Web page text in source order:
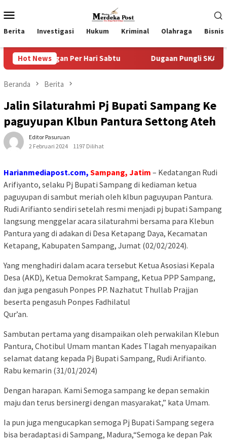
ke
kontenMobile
Berita Investigasi Hukum Kriminal Olahraga Bisnis
Hot News
Per Hari Sabtu Dugaan Pungli SKAB di BPRD
Beranda Berita
Jalin Silaturahmi Pj Bupati Sampang Ke
paguyupan Klbun Pantura Settong Ateh
Editor Pasuruan
2 Februari 2024
1197 Dilihat
Harianmediapost.com, Sampang, Jatim – Kedatangan Rudi
Arifiyanto, selaku Pj Bupati Sampang di kediaman ketua
paguyupan di sambut meriah oleh klbun paguyupan Pantura.
Rudi Arifianto sendiri setelah resmi menjadi pj bupati Sampang
langsung menggelar acara silaturahmi bersama para Klebun
Pantura yang di adakan di Desa Ketapang Daya, Kecamatan
Ketapang, Kabupaten Sampang, Jumat (02/02/2024).
Yang menghadiri dalam acara tersebut Ketua Asosiasi Kepala
Desa (AKD), Ketua Demokrat Sampang, Ketua PPP Sampang,
dan juga pengasuh Ponpes PP. Nazhatut Thullab Prajjan
beserta pengasuh Ponpes Fadhilatul
Qur’an.
Sambutan pertama yang disampaikan oleh perwakilan Klebun
Pantura, Chotibul Umam mantan Kades Tlagah menyapaikan
selamat datang kepada Pj Bupati Sampang, Rudi Arifianto.
Rabu kemarin (31/01/2024)
Dengan harapan. Kami Semoga sampang ke depan semakin
maju dan terus bersinergi dengan masyarakat,” kata Umam.
Ia pun juga mengucapkan semoga Pj Bupati Sampang segera
bisa beradaptasi di Sampang, Madura,“Semoga ke depan Pak